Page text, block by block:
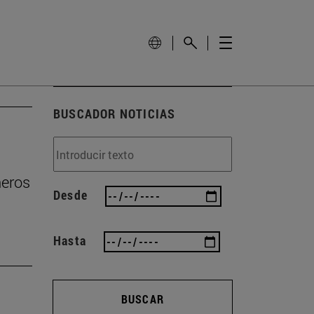
BUSCADOR NOTICIAS
Desde
Hasta
BUSCAR